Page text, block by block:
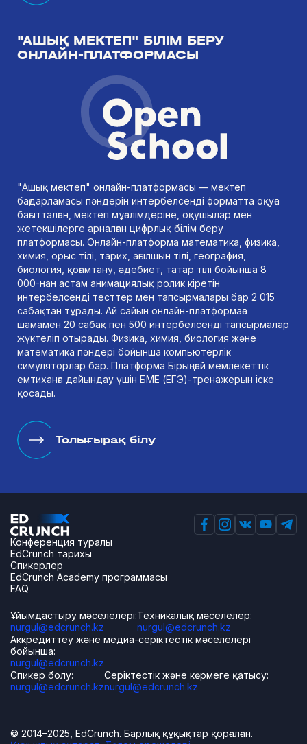
"АШЫҚ МЕКТЕП" БІЛІМ БЕРУ
ОНЛАЙН-ПЛАТФОРМАСЫ
"Ашық мектеп" онлайн-платформасы — мектеп
бағдарламасы пәндерін интербелсенді форматта оқуға
бағытталған, мектеп мұғалімдеріне, оқушылар мен
жетекшілерге арналған цифрлық білім беру
платформасы. Онлайн-платформа математика, физика,
химия, орыс тілі, тарих, ағылшын тілі, география,
биология, қоғамтану, әдебиет, татар тілі бойынша 8
000-нан астам анимациялық ролик кіретін
интербелсенді тесттер мен тапсырмалары бар 2 015
сабақтан тұрады. Ай сайын онлайн-платформаға
шамамен 20 сабақ пен 500 интербелсенді тапсырмалар
жүктеліп отырады. Физика, химия, биология және
математика пәндері бойынша компьютерлік
симуляторлар бар. Платформа Бірыңғай мемлекеттік
емтиханға дайындау үшін БМЕ (ЕГЭ)-тренажерын іске
қосады.
Толығырақ білу
Конференция туралы
EdCrunch тарихы
Спикерлер
EdCrunch Academy программасы
FAQ
Ұйымдастыру мәселелері:
nurgul@edcrunch.kz
Техникалық мәселелер:
nurgul@edcrunch.kz
Аккредиттеу және медиа-серіктестік мәселелері
бойынша:
nurgul@edcrunch.kz
Спикер болу:
nurgul@edcrunch.kz
Серіктестік және көрмеге қатысу:
nurgul@edcrunch.kz
© 2014–2025, EdCrunch. Барлық құқықтар қорғалған.